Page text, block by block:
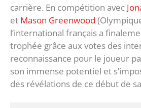
carrière. En compétition avec
et Mason Greenwood
l’international français a
trophée grâce aux votes des
reconnaissance pour le joueur
son immense potentiel et
des révélations de ce début de